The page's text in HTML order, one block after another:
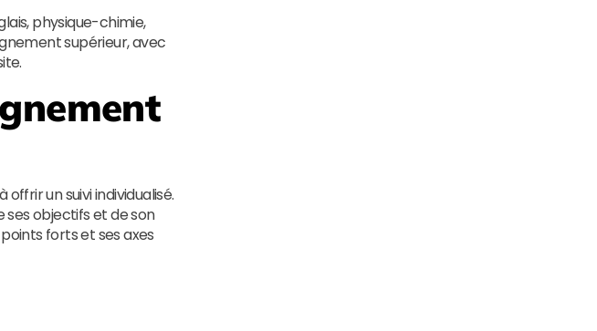
physique-chimie,
supérieur, avec
un suivi individualisé.
ses objectifs et de son
forts et ses axes